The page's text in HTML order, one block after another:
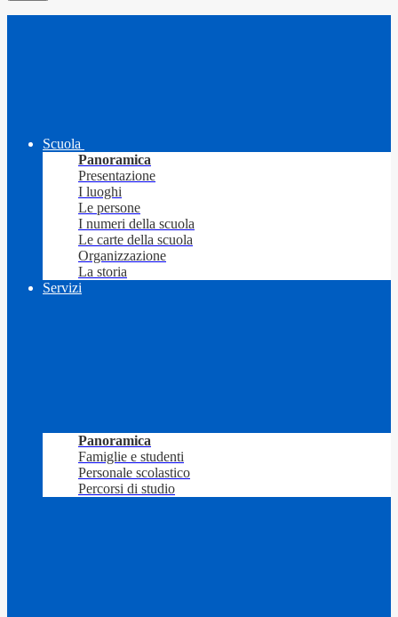
Scuola
Panoramica
Presentazione
I luoghi
Le persone
I numeri della scuola
Le carte della scuola
Organizzazione
La storia
Servizi
Panoramica
Famiglie e studenti
Personale scolastico
Percorsi di studio